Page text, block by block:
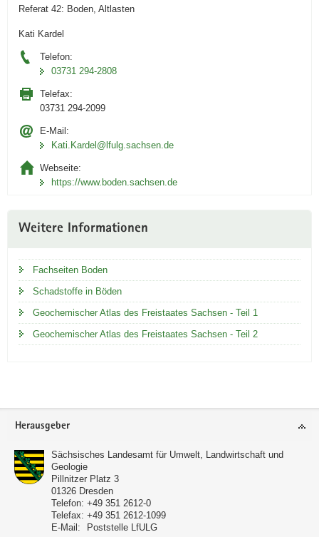
e
u
g
n
A
sich in
neuem
Referat 42: Boden, Altlasten
Kati Kardel
Telefon:
03731 294-2808
Telefax:
03731 294-2099
E-Mail:
Kati.Kardel@lfulg.sachsen.de
Webseite:
https://www.boden.sachsen.de
Weitere Informationen
Fachseiten Boden
Schadstoffe in Böden
Geochemischer Atlas des Freistaates Sachsen - Teil 1
Geochemischer Atlas des Freistaates Sachsen - Teil 2
Footer-
Herausgeber
Sächsisches Landesamt für Umwelt, Landwirtschaft und
Geologie
Pillnitzer Platz 3
01326 Dresden
Telefon: +49 351 2612-0
Telefax: +49 351 2612-1099
E-Mail:
Poststelle LfULG